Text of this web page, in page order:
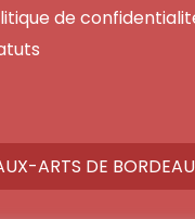
de
ARTS DE